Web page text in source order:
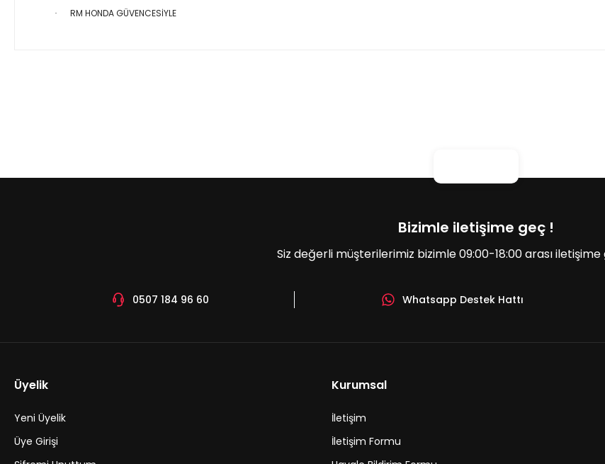
· RM HONDA GÜVENCESİYLE
Gönder
Bizimle iletişime geç !
Siz değerli müşterilerimiz bizimle 09:00-18:00 arası iletişime
0507 184 96 60 Whatsapp Destek Hattı
Üyelik
Yeni Üyelik
Üye Girişi
Kurumsal
İletişim
İletişim Formu